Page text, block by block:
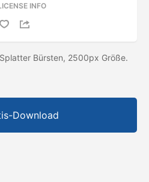
INFO
Bürsten, 2500px Größe.
Download